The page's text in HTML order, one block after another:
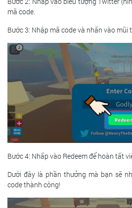
mã code.
Bước 3: Nhập mã code và nhấn vào mũi
Bước 4: Nhấp vào Redeem để hoàn tất
Dưới đây là phần thưởng mà bạn sẽ
code thành công!